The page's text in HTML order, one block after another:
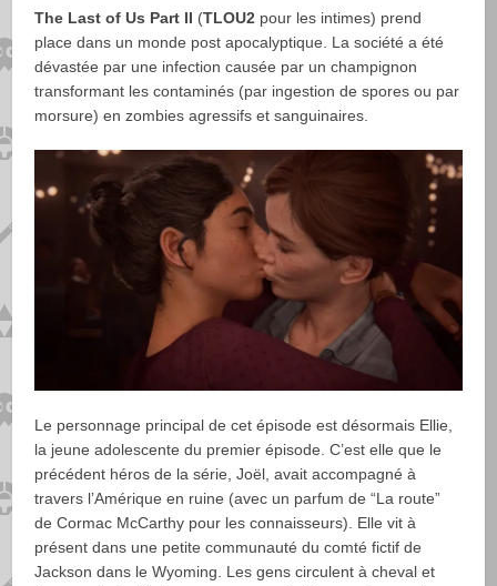
The Last of Us Part II (TLOU2 pour les intimes) prend
place dans un monde post apocalyptique. La société a été
dévastée par une infection causée par un champignon
transformant les contaminés (par ingestion de spores ou par
morsure) en zombies agressifs et sanguinaires.
Le personnage principal de cet épisode est désormais Ellie,
la jeune adolescente du premier épisode. C’est elle que le
précédent héros de la série, Joël, avait accompagné à
travers l’Amérique en ruine (avec un parfum de “La route”
de Cormac McCarthy pour les connaisseurs). Elle vit à
présent dans une petite communauté du comté fictif de
Jackson dans le Wyoming. Les gens circulent à cheval et